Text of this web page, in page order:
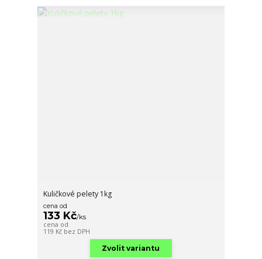
Kuličkové pelety 1kg
cena od
133 Kč/ks
cena od
119 Kč bez DPH
Zvolit variantu